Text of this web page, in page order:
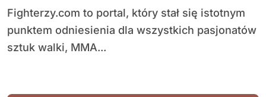
Fighterzy.com to portal, który stał się istotnym
punktem odniesienia dla wszystkich pasjonatów
sztuk walki, MMA...